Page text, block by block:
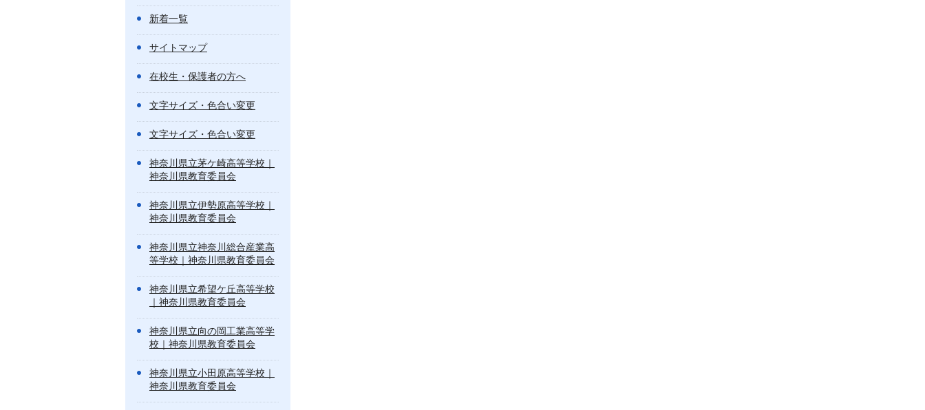
新着一覧
サイトマップ
在校生・保護者の方へ
文字サイズ・色合い変更
文字サイズ・色合い変更
神奈川県立茅ケ崎高等学校｜
神奈川県教育委員会
神奈川県立伊勢原高等学校｜
神奈川県教育委員会
神奈川県立神奈川総合産業高
等学校｜神奈川県教育委員会
神奈川県立希望ケ丘高等学校
｜神奈川県教育委員会
神奈川県立向の岡工業高等学
校｜神奈川県教育委員会
神奈川県立小田原高等学校｜
神奈川県教育委員会